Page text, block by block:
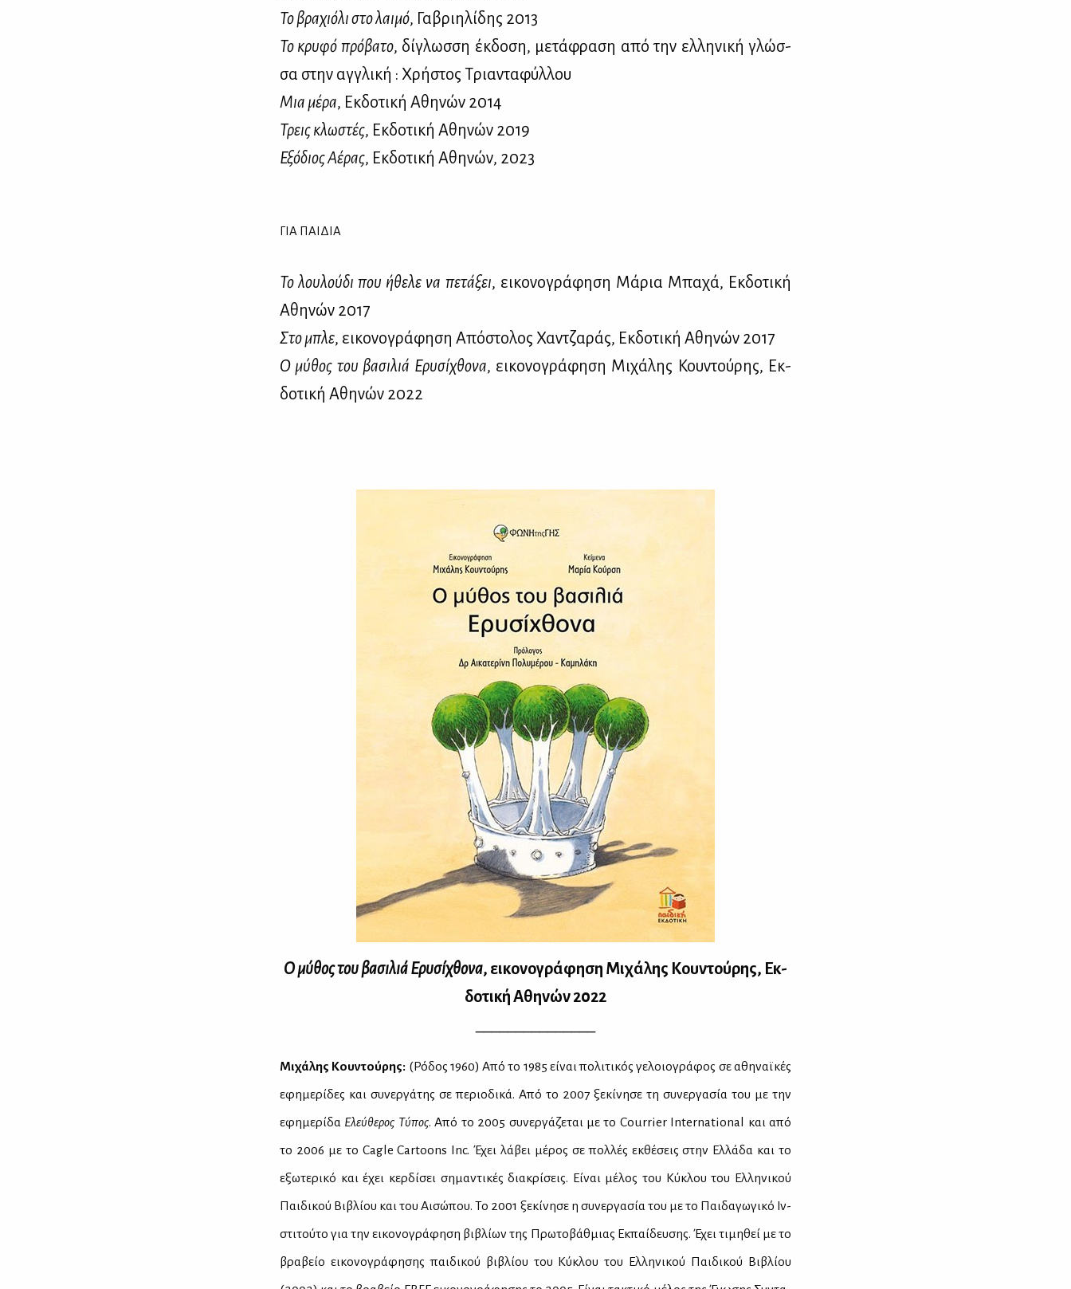
Το βρα­χιό­λι στο λαι­μό, Γα­βρι­η­λί­δης 2013
Το κρυ­φό πρό­βα­το, δί­γλωσ­ση έκ­δο­ση, με­τά­φρα­ση από την ελ­λη­νι­κή γλώσ­
σα στην αγ­γλι­κή : Χρή­στος Τρια­ντα­φύλ­λου
Μια μέ­ρα, Εκ­δο­τι­κή Αθη­νών 2014
Τρεις κλω­στές, Εκ­δο­τι­κή Αθη­νών 2019
Εξό­διος Αέ­ρας, Εκ­δο­τι­κή Αθη­νών, 2023
ΓΙΑ ΠΑΙΔΙΑ
Το λου­λού­δι που ήθε­λε να πε­τά­ξει, ει­κο­νο­γρά­φη­ση Μά­ρια Μπα­χά, Εκ­δο­τι­κή
Αθη­νών 2017
Στο μπλε, ει­κο­νο­γρά­φη­ση Από­στο­λος Χαν­τζα­ράς, Εκ­δο­τι­κή Αθη­νών 2017
Ο μύ­θος του βα­σι­λιά Ερυ­σί­χθο­να, ει­κο­νο­γρά­φη­ση Μι­χά­λης Κου­ντού­ρης, Εκ­
δο­τι­κή Αθη­νών 2022
Ο μύ­θος του βα­σι­λιά Ερυ­σί­χθο­να, ει­κο­νο­γρά­φη­ση Μι­χά­λης Κου­ντού­ρης, Εκ­
δο­τι­κή Αθη­νών 2022
Μι­χά­λης Κου­ντού­ρης: (Ρό­δος 1960) Από το 1985 εί­ναι πο­λι­τι­κός γε­λοιο­γρά­φος σε αθη­ναϊ­κές
εφη­με­ρί­δες και συ­νερ­γά­της σε πε­ριο­δι­κά. Από το 2007 ξε­κί­νη­σε τη συ­νερ­γα­σία του με την
εφη­με­ρί­δα Ελεύ­θε­ρος Τύ­πος. Από το 2005 συ­νερ­γά­ζε­ται με το Courrier International και από
το 2006 με το Cagle Cartoons Inc. Έχει λά­βει μέ­ρος σε πολ­λές εκ­θέ­σεις στην Ελ­λά­δα και το
εξω­τε­ρι­κό και έχει κερ­δί­σει ση­μα­ντι­κές δια­κρί­σεις. Εί­ναι μέ­λος του Κύ­κλου του Ελ­λη­νι­κού
Παι­δι­κού Βι­βλί­ου και του Αι­σώ­που. Το 2001 ξε­κί­νη­σε η συ­νερ­γα­σία του με το Παι­δα­γω­γι­κό Ιν­
στι­τού­το για την ει­κο­νο­γρά­φη­ση βι­βλί­ων της Πρω­το­βάθ­μιας Εκ­παί­δευ­σης. Έχει τι­μη­θεί με το
βρα­βείο ει­κο­νο­γρά­φη­σης παι­δι­κού βι­βλί­ου του Κύ­κλου του Ελ­λη­νι­κού Παι­δι­κού Βι­βλί­ου